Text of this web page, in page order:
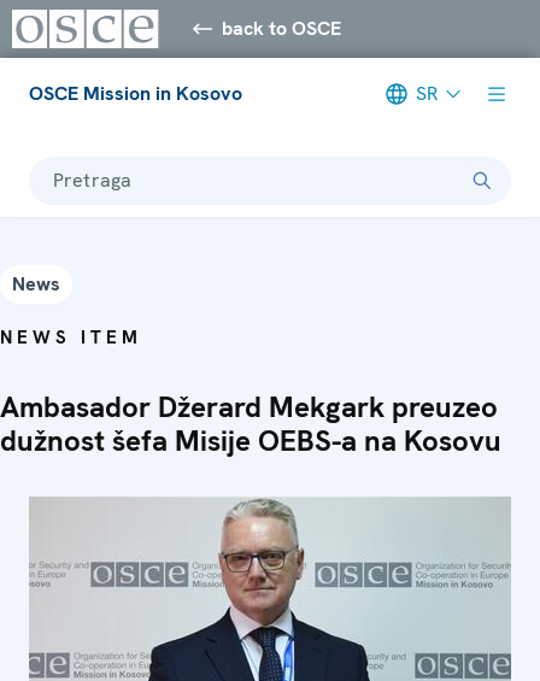
back to OSCE
OSCE Mission in Kosovo SR
Pretraga
News
NEWS ITEM
Ambasador Džerard Mekgark preuzeo
dužnost šefa Misije OEBS-a na Kosovu